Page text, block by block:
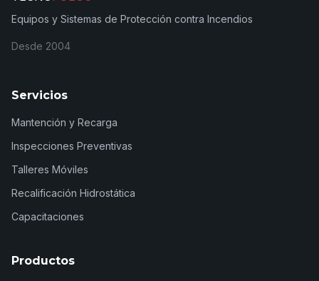
Equipos y Sistemas de Protección contra Incendios
Desde 2004
Servicios
Mantención y Recarga
Inspecciones Preventivas
Talleres Móviles
Recalificación Hidrostática
Capacitaciones
Productos